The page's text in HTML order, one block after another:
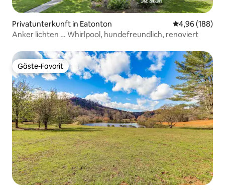
Privatunterkunft in Eatonton
4,96 (188)
Anker lichten … Whirlpool, hundefreundlich, renoviert
Gäste-Favorit
Gäste-Favorit